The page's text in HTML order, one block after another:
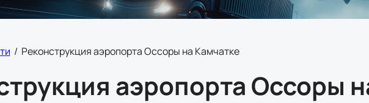
/ Реконструкция аэропорта Оссоры на Камчатке
аэропорта Оссоры